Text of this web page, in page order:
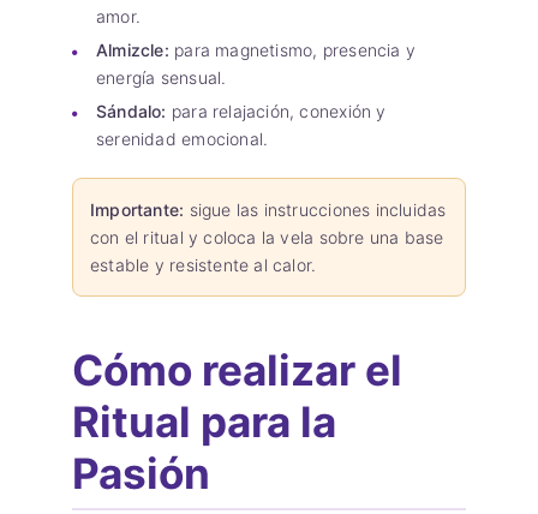
amor.
Almizcle: para magnetismo, presencia y
energía sensual.
Sándalo: para relajación, conexión y
serenidad emocional.
Importante: sigue las instrucciones incluidas
con el ritual y coloca la vela sobre una base
estable y resistente al calor.
Cómo realizar el
Ritual para la
Pasión